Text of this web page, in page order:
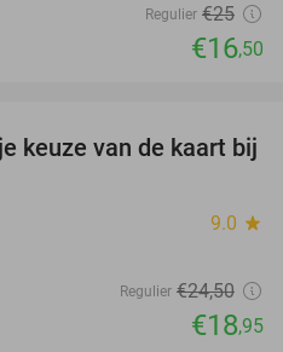
Regulier €25
€16,50
23%
keuze van de kaart bij
9.0 star
Regulier €24,50
€18,95